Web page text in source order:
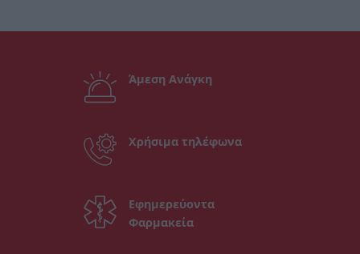
Άμεση Ανάγκη
Χρήσιμα τηλέφωνα
Εφημερεύοντα
Φαρμακεία